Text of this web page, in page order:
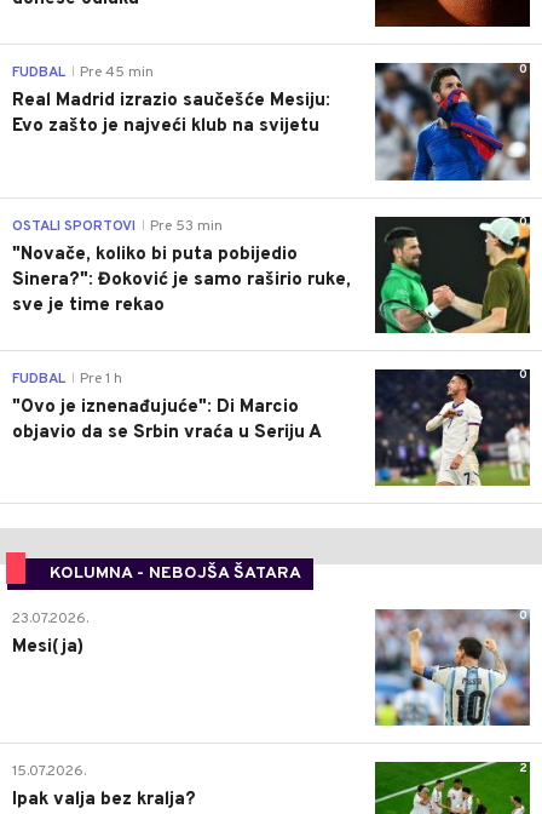
0
FUDBAL Pre 45 min
Real Madrid izrazio saučešće Mesiju:
Evo zašto je najveći klub na svijetu
0
OSTALI SPORTOVI Pre 53 min
"Novače, koliko bi puta pobijedio
Sinera?": Đoković je samo raširio ruke,
sve je time rekao
0
FUDBAL Pre 1 h
"Ovo je iznenađujuće": Di Marcio
objavio da se Srbin vraća u Seriju A
KOLUMNA - NEBOJŠA ŠATARA
0
23.07.2026.
Mesi(ja)
2
15.07.2026.
Ipak valja bez kralja?